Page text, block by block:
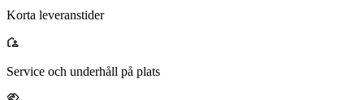
Korta leveranstider
Service och underhåll på plats